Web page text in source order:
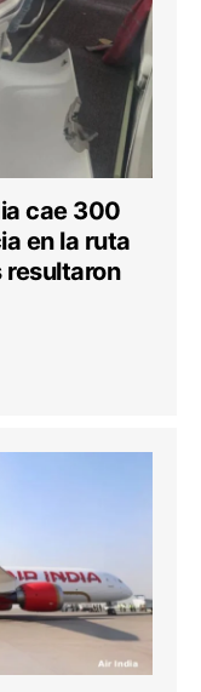
cae 300
en la ruta
resultaron